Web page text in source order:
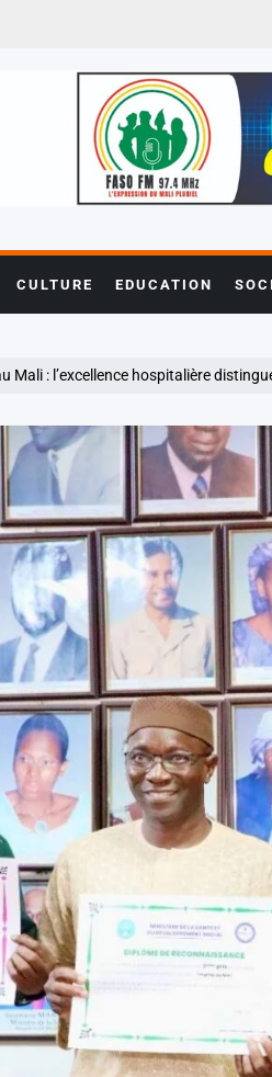
CULTURE EDUCATION
hospitalière distinguée lors de la 11e édition